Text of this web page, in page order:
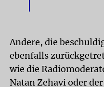
Andere, die
ebenfalls
wie die
Natan Zehavi oder